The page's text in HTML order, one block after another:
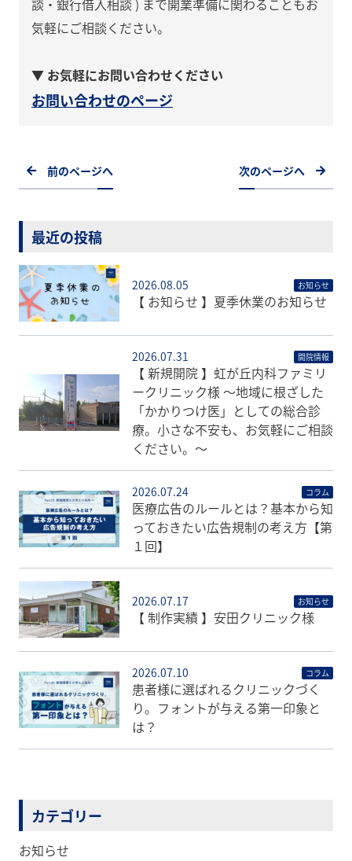
気軽にご相談ください。
▼ お気軽にお問い合わせください
お問い合わせのページ
前のページへ 次のページへ
最近の投稿
2026.08.05 お知らせ
【 お知らせ 】夏季休業のお知らせ
2026.07.31 開院情報
【 新規開院 】虹が丘内科ファミリ
ークリニック様 〜地域に根ざした
「かかりつけ医」としての総合診
療。小さな不安も、お気軽にご相談
ください。〜
2026.07.24 コラム
医療広告のルールとは？基本から知
っておきたい広告規制の考え方【第
１回】
2026.07.17 お知らせ
【 制作実績 】安田クリニック様
2026.07.10 コラム
患者様に選ばれるクリニックづく
り。フォントが与える第一印象と
は？
カテゴリー
お知らせ